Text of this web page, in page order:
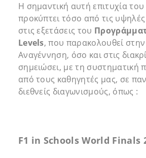
Η σημαντική αυτή επιτυχία
προκύπτει τόσο από τις υψηλές
στις εξετάσεις του
Levels, που παρακολουθεί στην
Αναγέννηση, όσο και στις
σημειώσει, με τη συστηματική
από τους καθηγητές μας, σε
διεθνείς διαγωνισμούς, όπως :
F1 in Schools World Finals